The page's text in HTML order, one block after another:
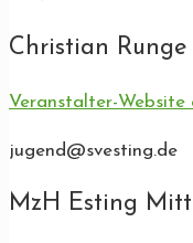
Christian
Veranstalter-Website
jugend@svesting.de
MzH Esting